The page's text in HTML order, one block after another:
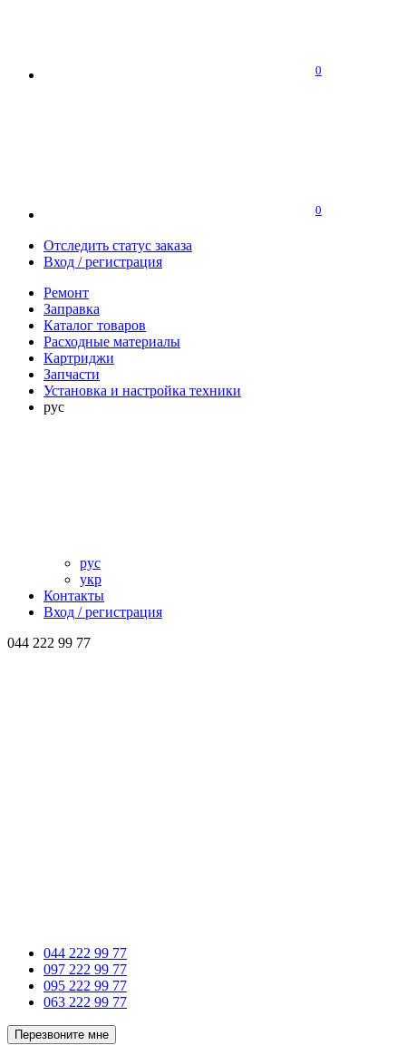
0
0
Отследить статус заказа
Вход / регистрация
Ремонт
Заправка
Каталог товаров
Расходные материалы
Картриджи
Запчасти
Установка и настройка техники
рус
рус
укр
Контакты
Вход / регистрация
044 222 99 77
044 222 99 77
097 222 99 77
095 222 99 77
063 222 99 77
Перезвоните мне